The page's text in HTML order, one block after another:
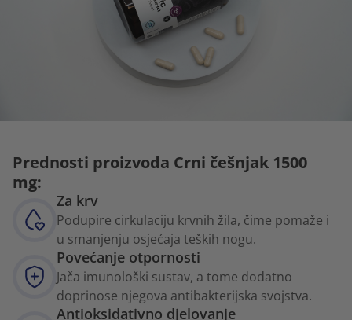
Prednosti proizvoda Crni češnjak 1500
mg:
Za krv
Podupire cirkulaciju krvnih žila, čime pomaže i
u smanjenju osjećaja teških nogu.
Povećanje otpornosti
Jača imunološki sustav, a tome dodatno
doprinose njegova antibakterijska svojstva.
Antioksidativno djelovanje